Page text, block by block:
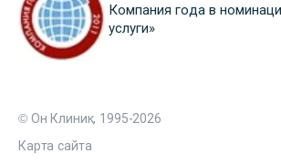
Компания года в
услуги»
© Он Клиник, 1995-2026
Карта сайта